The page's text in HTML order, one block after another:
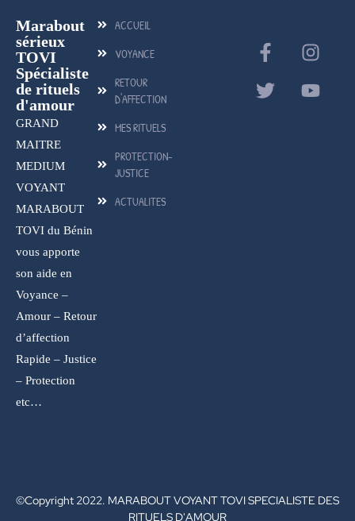
Marabout
sérieux
TOVI
Spécialiste
de rituels
d'amour
GRAND
MAITRE
MEDIUM
VOYANT
MARABOUT
TOVI du Bénin
vous apporte
son aide en
Voyance –
Amour – Retour
d’affection
Rapide – Justice
– Protection
etc…
ACCUEIL
VOYANCE
RETOUR
D'AFFECTION
MES RITUELS
PROTECTION-
JUSTICE
ACTUALITES
©Copyright 2022. MARABOUT VOYANT TOVI SPECIALISTE DES
RITUELS D'AMOUR